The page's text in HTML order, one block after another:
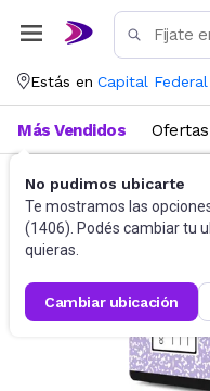
Estás en Capital Federal
No pudimos ubicarte
Te mostramos las
(1406). Podés cambiar tu
quieras.
cambiar ubicación
Más Vendidos Ofertas
Accesorios de